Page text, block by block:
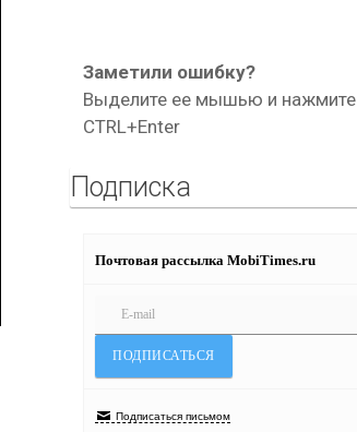
Заметили ошибку?
Выделите ее мышью и нажмите
CTRL+Enter
Подписка
Почтовая рассылка MobiTimes.ru
Подписаться письмом